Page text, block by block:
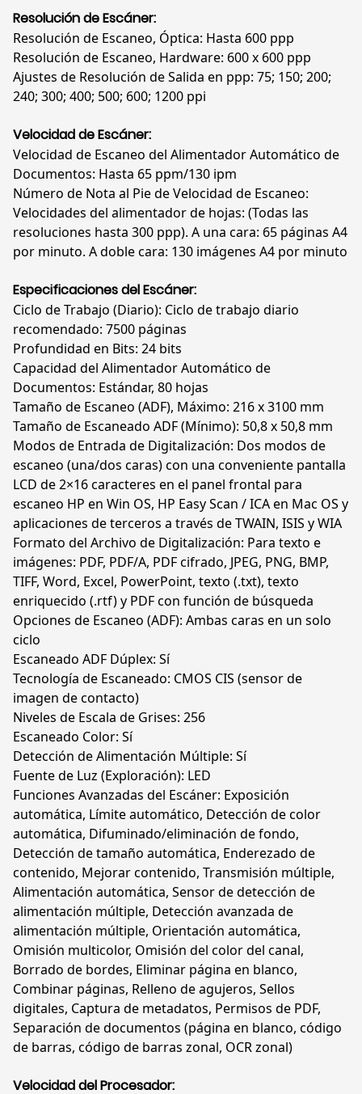
Resolución de Escáner:
Resolución de Escaneo, Óptica: Hasta 600 ppp
Resolución de Escaneo, Hardware: 600 x 600 ppp
Ajustes de Resolución de Salida en ppp: 75; 150; 200;
240; 300; 400; 500; 600; 1200 ppi
Velocidad de Escáner:
Velocidad de Escaneo del Alimentador Automático de
Documentos: Hasta 65 ppm/130 ipm
Número de Nota al Pie de Velocidad de Escaneo:
Velocidades del alimentador de hojas: (Todas las
resoluciones hasta 300 ppp). A una cara: 65 páginas A4
por minuto. A doble cara: 130 imágenes A4 por minuto
Especificaciones del Escáner:
Ciclo de Trabajo (Diario): Ciclo de trabajo diario
recomendado: 7500 páginas
Profundidad en Bits: 24 bits
Capacidad del Alimentador Automático de
Documentos: Estándar, 80 hojas
Tamaño de Escaneo (ADF), Máximo: 216 x 3100 mm
Tamaño de Escaneado ADF (Mínimo): 50,8 x 50,8 mm
Modos de Entrada de Digitalización: Dos modos de
escaneo (una/dos caras) con una conveniente pantalla
LCD de 2×16 caracteres en el panel frontal para
escaneo HP en Win OS, HP Easy Scan / ICA en Mac OS y
aplicaciones de terceros a través de TWAIN, ISIS y WIA
Formato del Archivo de Digitalización: Para texto e
imágenes: PDF, PDF/A, PDF cifrado, JPEG, PNG, BMP,
TIFF, Word, Excel, PowerPoint, texto (.txt), texto
enriquecido (.rtf) y PDF con función de búsqueda
Opciones de Escaneo (ADF): Ambas caras en un solo
ciclo
Escaneado ADF Dúplex: Sí
Tecnología de Escaneado: CMOS CIS (sensor de
imagen de contacto)
Niveles de Escala de Grises: 256
Escaneado Color: Sí
Detección de Alimentación Múltiple: Sí
Fuente de Luz (Exploración): LED
Funciones Avanzadas del Escáner: Exposición
automática, Límite automático, Detección de color
automática, Difuminado/eliminación de fondo,
Detección de tamaño automática, Enderezado de
contenido, Mejorar contenido, Transmisión múltiple,
Alimentación automática, Sensor de detección de
alimentación múltiple, Detección avanzada de
alimentación múltiple, Orientación automática,
Omisión multicolor, Omisión del color del canal,
Borrado de bordes, Eliminar página en blanco,
Combinar páginas, Relleno de agujeros, Sellos
digitales, Captura de metadatos, Permisos de PDF,
Separación de documentos (página en blanco, código
de barras, código de barras zonal, OCR zonal)
Velocidad del Procesador: